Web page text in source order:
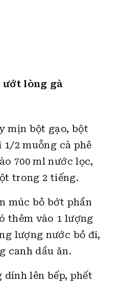
ướt lòng gà
mịn bột gạo, bột
2 muỗng cà phê
700 ml nước lọc,
trong 2 tiếng.
múc bỏ bớt phần
thêm vào 1 lượng
lượng nước bỏ đi,
canh dầu ăn.
dính lên bếp, phết